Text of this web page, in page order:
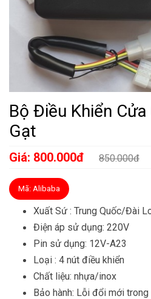
Bộ Điều Khiển
Gạt
Giá: 800.000đ 850.000đ
Mã: Alibaba
Xuất Sứ : Trung Quốc/Đài
Điện áp sử dụng: 220V
Pin sử dụng: 12V-A23
Loại : 4 nút điều khiển
Chất liệu: nhựa/inox
Bảo hành: Lỗi đổi mới